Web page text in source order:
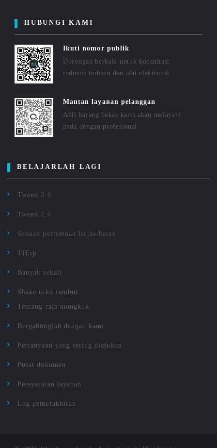
HUBUNGI KAMI
Ikuti nomor publik
Dorongan berkala untuk konsultasi
industri terbaru dan alat elektronik
Mantan layanan pelanggan
Ahli barang bekas kami akan melayani
anda dengan profesional
BELAJARLAH LAGI
Twenn 3.0
Twenn 2.0
Sebuah pertemuan lintas-batas
TfErp
Banyak sekali
Shake toko rambut
Tentang raja mongkok
Bergabunglah dengan kami
Pertanyaan yang sering diajukan
Pusat dokumen
Persyaratan layanan
Log pemutakhiran